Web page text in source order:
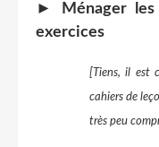
►
Ménager
exercices
[Tiens, il est
cahiers de
très peu